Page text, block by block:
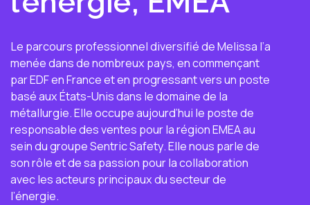
Le parcours professionnel diversifié de Melissa l’a
menée dans de nombreux pays, en commençant
par EDF en France et en progressant vers un poste
basé aux États-Unis dans le domaine de la
métallurgie. Elle occupe aujourd’hui le poste de
responsable des ventes pour la région EMEA au
sein du groupe Sentric Safety. Elle nous parle de
son rôle et de sa passion pour la collaboration
avec les acteurs principaux du secteur de
l’énergie.